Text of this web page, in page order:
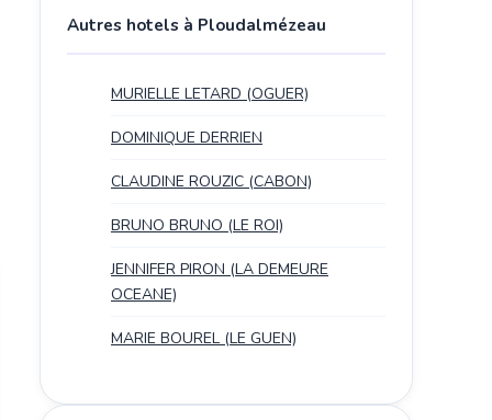
Autres hotels à Ploudalmézeau
MURIELLE LETARD (OGUER)
DOMINIQUE DERRIEN
CLAUDINE ROUZIC (CABON)
BRUNO BRUNO (LE ROI)
JENNIFER PIRON (LA DEMEURE
OCEANE)
MARIE BOUREL (LE GUEN)